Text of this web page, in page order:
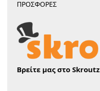
ΠΡΟΣΦΟΡΕΣ
Βρείτε μας στο Skroutz